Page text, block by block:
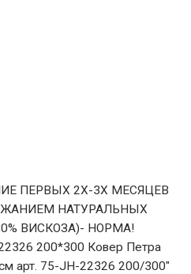
ПЕРВЫХ 2Х-3Х МЕСЯЦЕВ
НАТУРАЛЬНЫХ
ВИСКОЗА)- НОРМА!
200*300 Ковер Петра
арт. 75-JH-22326 200/300"